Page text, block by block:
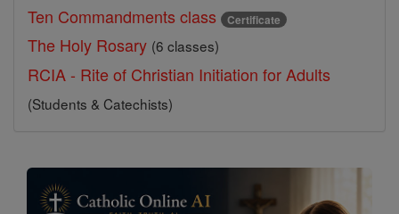
Ten Commandments class Certificate
The Holy Rosary (6 classes)
RCIA - Rite of Christian Initiation for Adults
(Students & Catechists)